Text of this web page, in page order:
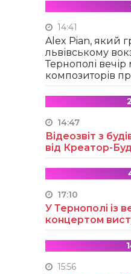
14:41
Alex Pian, який
львівському
Тернополі
композиторів
14:47
Відеозвіт з
від Креатор-
17:10
У Тернополі із
концертом
15:56